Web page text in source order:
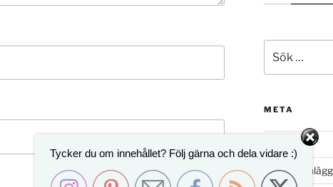
efter:
META
Logga in
Flöde för inlägg
Tycker du om innehållet? Följ gärna och dela vidare :)